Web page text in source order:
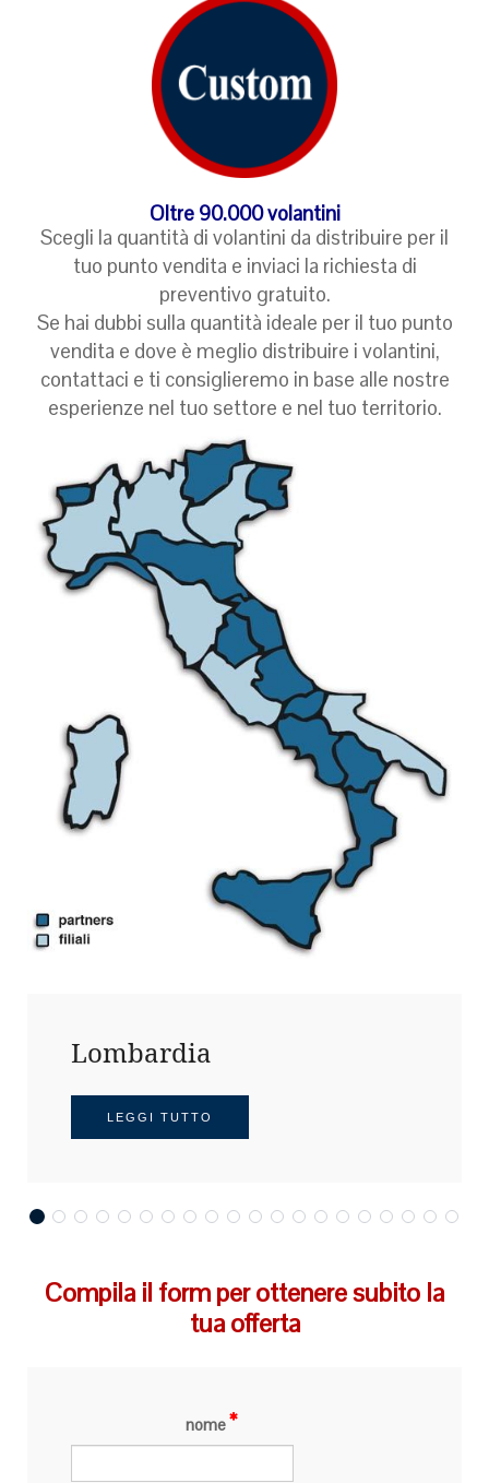
Oltre 90.000 volantini
Scegli la quantità di volantini da distribuire per il
tuo punto vendita e inviaci la richiesta di
preventivo gratuito.
Se hai dubbi sulla quantità ideale per il tuo punto
vendita e dove è meglio distribuire i volantini,
contattaci e ti consiglieremo in base alle nostre
esperienze nel tuo settore e nel tuo territorio.
Lombardia
LEGGI TUTTO
Compila il form per ottenere subito la
tua offerta
nome